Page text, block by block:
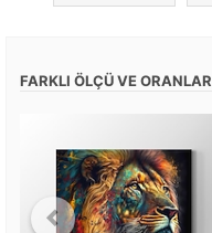
FARKLI ÖLÇÜ VE ORANLAR